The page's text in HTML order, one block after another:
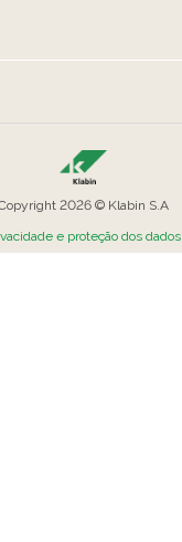
2026 © Klabin S.A
e proteção dos dados